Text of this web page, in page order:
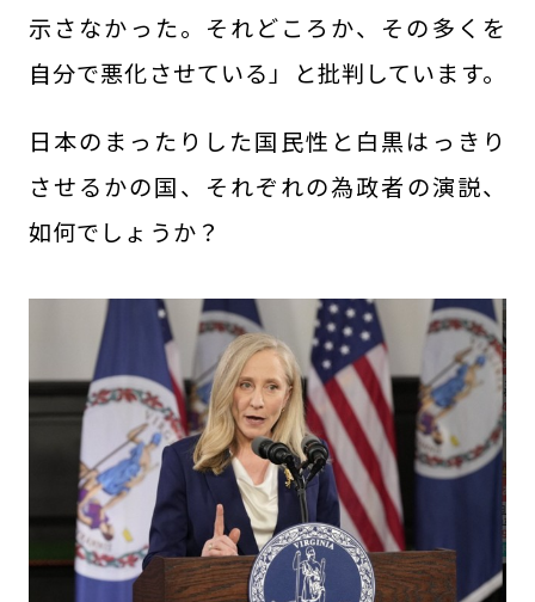
示さなかった。それどころか、その多くを
自分で悪化させている」と批判しています。
日本のまったりした国民性と白黒はっきり
させるかの国、それぞれの為政者の演説、
如何でしょうか？